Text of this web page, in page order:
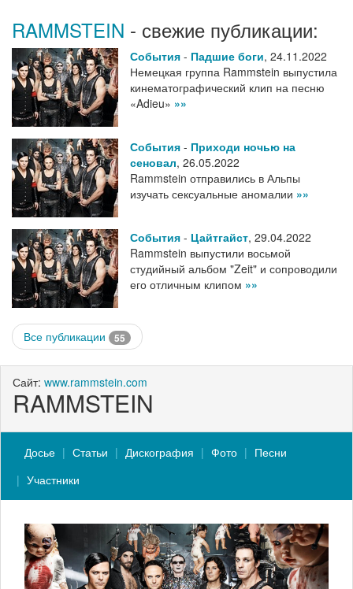
RAMMSTEIN - свежие публикации:
События - Падшие боги, 24.11.2022
Немецкая группа Rammstein выпустила
кинематографический клип на песню
«Adieu» »»
События - Приходи ночью на
сеновал, 26.05.2022
Rammstein отправились в Альпы
изучать сексуальные аномалии »»
События - Цайтгайст, 29.04.2022
Rammstein выпустили восьмой
студийный альбом "Zeit" и сопроводили
его отличным клипом »»
Все публикации 55
Сайт: www.rammstein.com
RAMMSTEIN
Досье Статьи Дискография Фото
Песни
Участники